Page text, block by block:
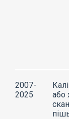
2007-
2025
або